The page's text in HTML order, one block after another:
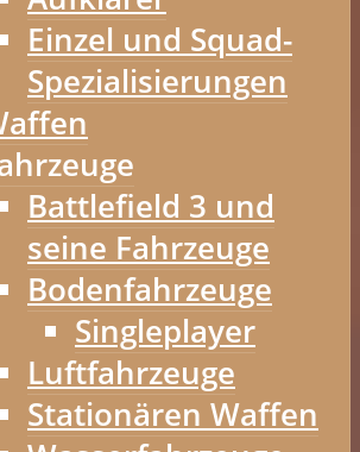
Einzel und Squad-
Spezialisierungen
Battlefield 3 und
seine Fahrzeuge
Bodenfahrzeuge
Singleplayer
Luftfahrzeuge
Stationären Waffen